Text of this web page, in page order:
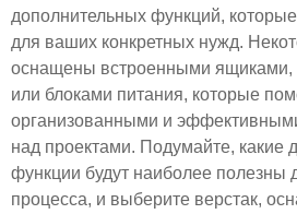
дополнительных функций,
для ваших конкретных нужд.
оснащены встроенными ящиками,
или блоками питания, которые
организованными и
над проектами. Подумайте, какие
функции будут наиболее полезны
процесса, и выберите верстак,